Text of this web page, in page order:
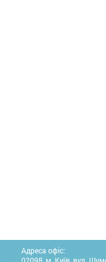
Адреса офіс: